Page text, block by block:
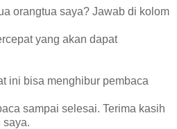
orangtua saya? Jawab di kolom
yang akan dapat
ini bisa menghibur pembaca
sampai selesai. Terima kasih
saya.